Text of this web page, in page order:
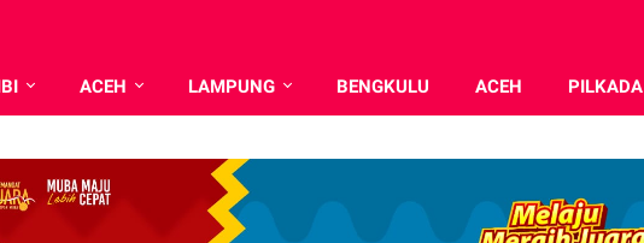
ACEH LAMPUNG BENGKULU ACEH PILKADA